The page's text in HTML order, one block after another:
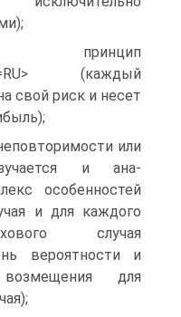
(каждый
свой риск и несет
или
и ана­
особенностей
и для каждого
случая
вероят­ности и
для